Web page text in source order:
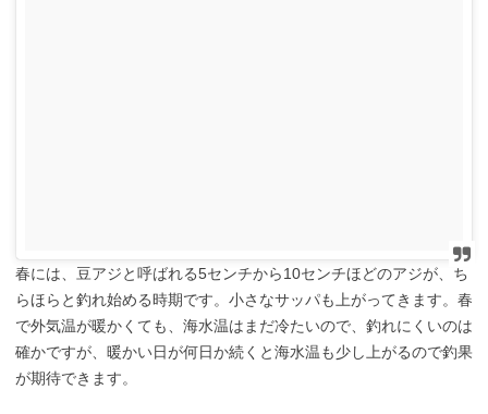
春には、豆アジと呼ばれる5センチから10センチほどのアジが、ち
らほらと釣れ始める時期です。小さなサッパも上がってきます。春
で外気温が暖かくても、海水温はまだ冷たいので、釣れにくいのは
確かですが、暖かい日が何日か続くと海水温も少し上がるので釣果
が期待できます。